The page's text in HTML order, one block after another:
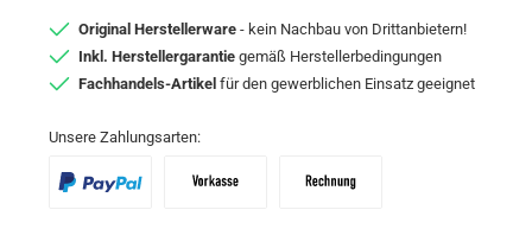
Original Herstellerware - kein Nachbau von Drittanbietern!
Inkl. Herstellergarantie gemäß Herstellerbedingungen
Fachhandels-Artikel für den gewerblichen Einsatz geeignet
Unsere Zahlungsarten: